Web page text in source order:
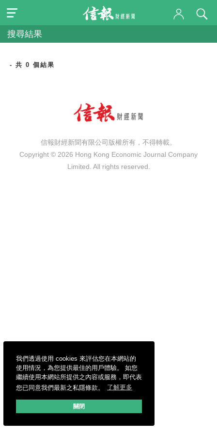
我們透過使用 cookies 來評估您在本網站的
使用情況，為您提供最佳的用戶體驗。 如您
繼續使用本網站所提供之內容或服務，即代表
您已同意我們最新之私隱條款。
了解更多
關閉
搜尋結果
- 共 0 個結果
信報財經新聞有限公司版權所有，不得轉載。
Copyright © 2026 Hong Kong Economic Journal Company
Limited. All rights reserved.